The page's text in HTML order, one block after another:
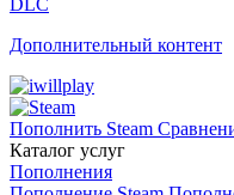
DLC
Дополнительный контент
Пополнить Steam
Каталог услуг
Пополнения